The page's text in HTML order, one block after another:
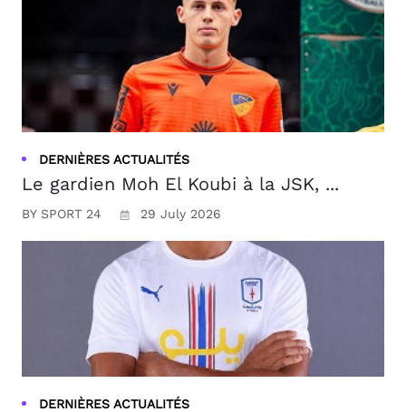
DERNIÈRES ACTUALITÉS
Le gardien Moh El Koubi à la JSK, ...
BY SPORT 24 29 July 2026
DERNIÈRES ACTUALITÉS